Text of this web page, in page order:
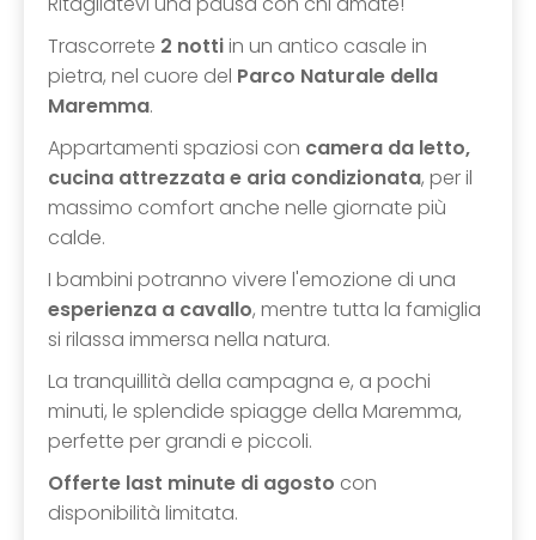
Trascorrete 2 nottiin un antico casale in
pietra, nel cuore del Parco Naturale della
Maremma.
Appartamenti spaziosi con camera da letto,
cucina attrezzata e aria condizionata, per il
massimo comfort anche nelle giornate più
calde.
I bambini potranno vivere l'emozione di una
esperienza a cavallo, mentre tutta la famiglia
si rilassa immersa nella natura.
La tranquillità della campagna e, a pochi
minuti, le splendide spiagge della Maremma,
perfette per grandi e piccoli.
Offerte last minute di agosto con
disponibilità limitata.